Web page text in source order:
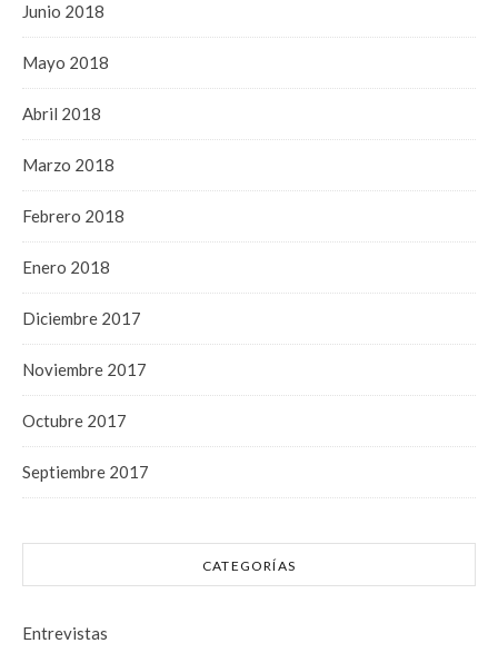
Junio 2018
Mayo 2018
Abril 2018
Marzo 2018
Febrero 2018
Enero 2018
Diciembre 2017
Noviembre 2017
Octubre 2017
Septiembre 2017
CATEGORÍAS
Entrevistas